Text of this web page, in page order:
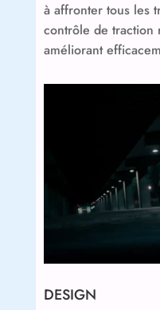
à affronter tous les
contrôle de traction
améliorant
DESIGN